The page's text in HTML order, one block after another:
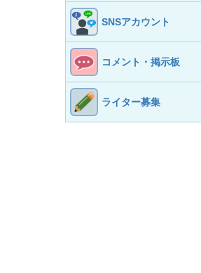
SNSアカウント
コメント・掲示板
ライター募集